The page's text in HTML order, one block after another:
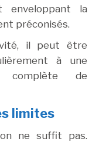
la
préconisés.
il peut être
à une
complète de
limites
ne suffit pas.